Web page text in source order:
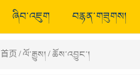
ཞིབ་འཇུག
བརྙན་གཟུགས།
首页/ལོ་རྒྱུས།/ཆོས་འབྱུང་།